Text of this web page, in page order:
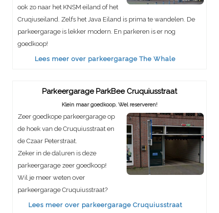
ook zo naar het KNSM eiland of het
Cruqiuseiland. Zelfs het Java Eiland is prima te wandelen. De
parkeergarage is lekker modern. En parkeren is er nog
goedkoop!
Lees meer over parkeergarage The Whale
Parkeergarage ParkBee Cruquiusstraat
Klein maar goedkoop. Wel reserveren!
Zeer goedkope parkeergarage op
de hoek van de Cruquiusstraat en
de Czaar Peterstraat.
Zeker in de daluren is deze
parkeergarage zeer goedkoop!
Wil je meer weten over
parkeergarage Cruquiusstraat?
Lees meer over parkeergarage Cruquiusstraat